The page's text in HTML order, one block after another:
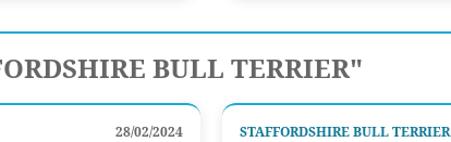
BULL TERRIER"
28/02/2024 STAFFORDSHIRE BULL TERRIER